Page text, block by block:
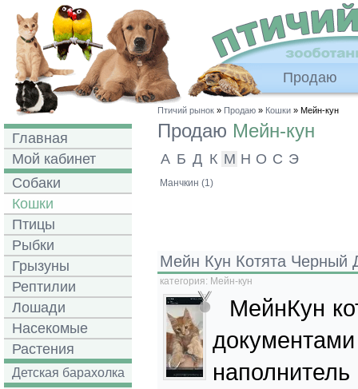
Продаю
Главная
Мой кабинет
Собаки
Кошки
Птицы
Рыбки
Грызуны
Рептилии
Лошади
Насекомые
Растения
Детская барахолка
Птичий рынок » Продаю » Кошки » Мейн-кун
Продаю Мейн-кун
А Б Д К М Н О С Э
Манчкин (1)
Мейн Кун Котята
категория: Мейн-кун
МейнКун